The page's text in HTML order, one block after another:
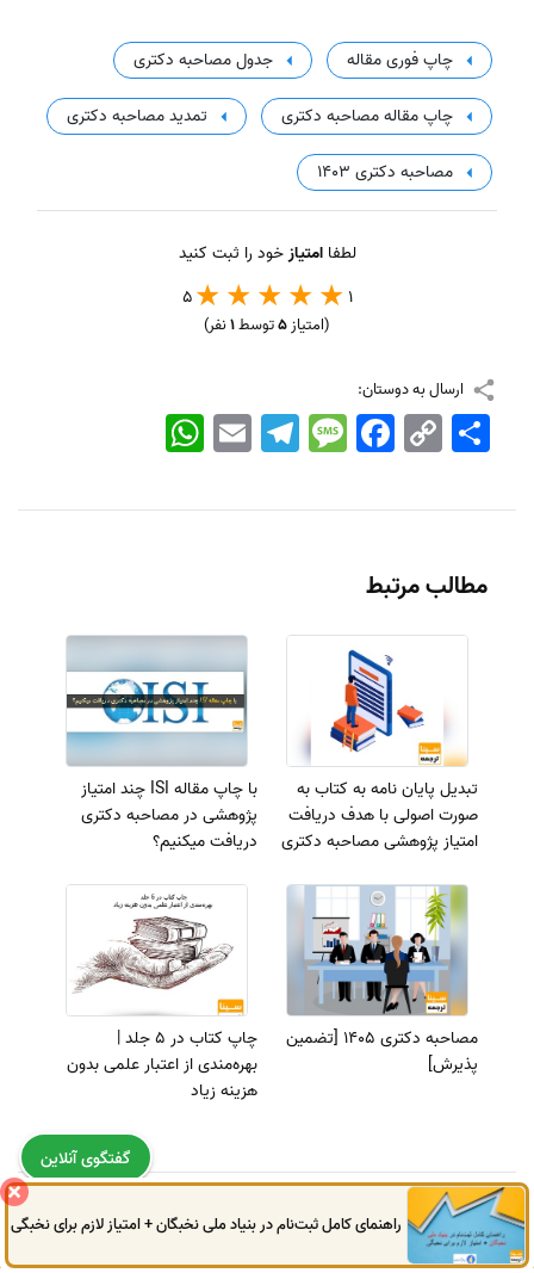
چاپ فوری مقاله جدول مصاحبه دکتری
چاپ مقاله مصاحبه دکتری تمدید مصاحبه دکتری
مصاحبه دکتری 1403
لطفاامتیازخود را ثبت کنید
1
5
(امتیاز5توسط1نفر)
ارسال به دوستان:
WhatsApp EmailTelegramMessageFacebook Copy
Link
اشتراک
مطالب مرتبط
تبدیل پایان نامه به کتاب به
صورت اصولی با هدف دریافت
امتیاز پژوهشی مصاحبه دکتری
با چاپ مقاله ISI چند امتیاز
پژوهشی در مصاحبه دکتری
دریافت میکنیم؟
مصاحبه دکتری 1405 [تضمین
پذیرش]
چاپ کتاب در 5 جلد |
بهره‌مندی از اعتبار علمی بدون
هزینه زیاد
04133250787
09149724522
راهنمای کامل ثبت‌نام در بنیاد ملی نخبگان + امتیاز لازم برای نخبگی
گفتگوی آنلاین